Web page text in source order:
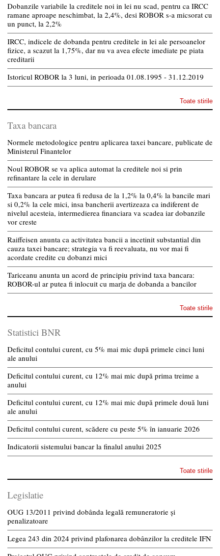
Dobanzile variabile la creditele noi in lei nu scad, pentru ca IRCC
ramane aproape neschimbat, la 2,4%, desi ROBOR s-a micsorat cu
un punct, la 2,2%
IRCC, indicele de dobanda pentru creditele in lei ale persoanelor
fizice, a scazut la 1,75%, dar nu va avea efecte imediate pe piata
creditarii
Istoricul ROBOR la 3 luni, in perioada 01.08.1995 - 31.12.2019
Toate stirile
Taxa bancara
Normele metodologice pentru aplicarea taxei bancare, publicate de
Ministerul Finantelor
Noul ROBOR se va aplica automat la creditele noi si prin
refinantare la cele in derulare
Taxa bancara ar putea fi redusa de la 1,2% la 0,4% la bancile mari
si 0,2% la cele mici, insa bancherii avertizeaza ca indiferent de
nivelul acesteia, intermedierea financiara va scadea iar dobanzile
vor creste
Raiffeisen anunta ca activitatea bancii a incetinit substantial din
cauza taxei bancare; strategia va fi reevaluata, nu vor mai fi
acordate credite cu dobanzi mici
Tariceanu anunta un acord de principiu privind taxa bancara:
ROBOR-ul ar putea fi inlocuit cu marja de dobanda a bancilor
Toate stirile
Statistici BNR
Deficitul contului curent, cu 5% mai mic după primele cinci luni
ale anului
Deficitul contului curent, cu 12% mai mic după prima treime a
anului
Deficitul contului curent, cu 12% mai mic după primele două luni
ale anului
Deficitul contului curent, scădere cu peste 5% în ianuarie 2026
Indicatorii sistemului bancar la finalul anului 2025
Toate stirile
Legislatie
OUG 13/2011 privind dobânda legală remuneratorie și
penalizatoare
Legea 243 din 2024 privind plafonarea dobânzilor la creditele IFN